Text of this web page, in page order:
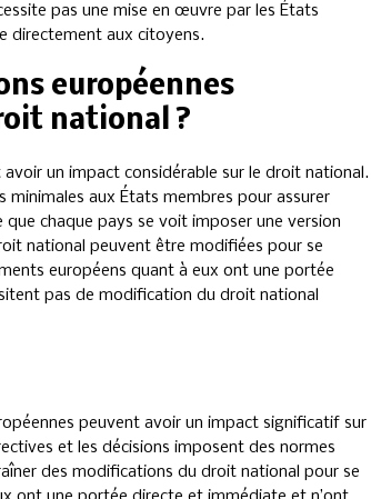
pas une mise en œuvre par les États
directement aux citoyens.
européennes
national ?
un impact considérable sur le droit national.
minimales aux États membres pour assurer
que chaque pays se voit imposer une version
national peuvent être modifiées pour se
européens quant à eux ont une portée
pas de modification du droit national
peuvent avoir un impact significatif sur
et les décisions imposent des normes
des modifications du droit national pour se